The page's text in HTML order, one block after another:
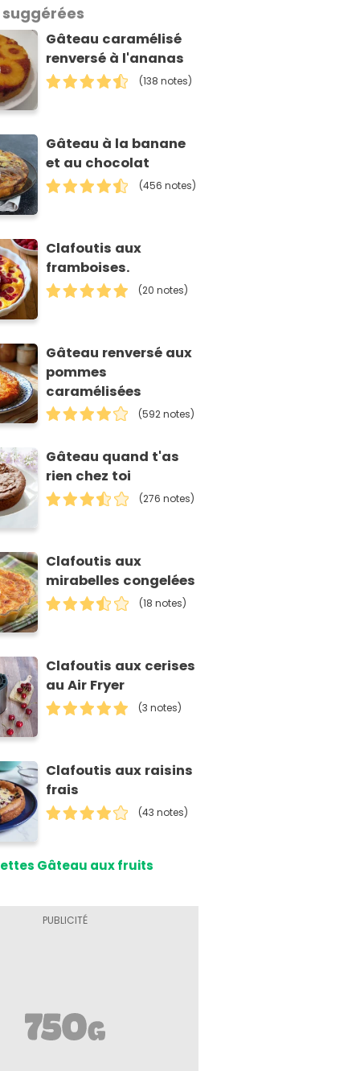
Gâteau caramélisé
renversé à l'ananas
(138 notes)
Gâteau à la banane
et au chocolat
(456 notes)
Clafoutis aux
framboises.
(20 notes)
Gâteau renversé aux
pommes
caramélisées
(592 notes)
Gâteau quand t'as
rien chez toi
(276 notes)
Clafoutis aux
mirabelles congelées
(18 notes)
Clafoutis aux cerises
au Air Fryer
(3 notes)
Clafoutis aux raisins
frais
(43 notes)
Gâteau aux fruits